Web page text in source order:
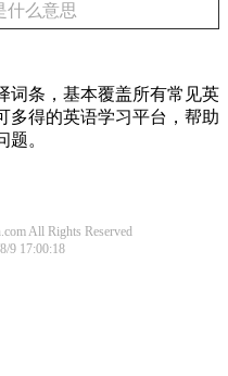
什么意思
词条，基本覆盖所有常见英
多得的英语学习平台，帮助
。
All Rights Reserved
9 17:00:18